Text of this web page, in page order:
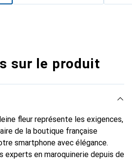
sur le produit
fleur représente les exigences,
de la boutique française
smartphone avec élégance.
experts en maroquinerie depuis de